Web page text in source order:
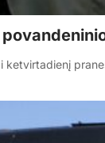
ketvirtadienį